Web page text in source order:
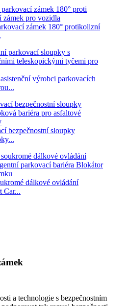
zámek 180° protikolizní
výrobci parkovacích
bezpečnostní sloupky
dálkové ovládání
Car...
a technologie s bezpečnostním